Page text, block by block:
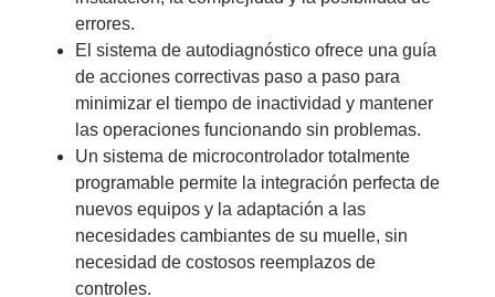
errores.
El sistema de autodiagnóstico ofrece una guía
de acciones correctivas paso a paso para
minimizar el tiempo de inactividad y mantener
las operaciones funcionando sin problemas.
Un sistema de microcontrolador totalmente
programable permite la integración perfecta de
nuevos equipos y la adaptación a las
necesidades cambiantes de su muelle, sin
necesidad de costosos reemplazos de
controles.